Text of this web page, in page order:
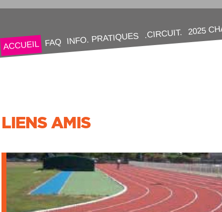
ACCUEIL FAQ INFO. PRATIQUES .CIRCUIT. 2025
LIENS AMIS